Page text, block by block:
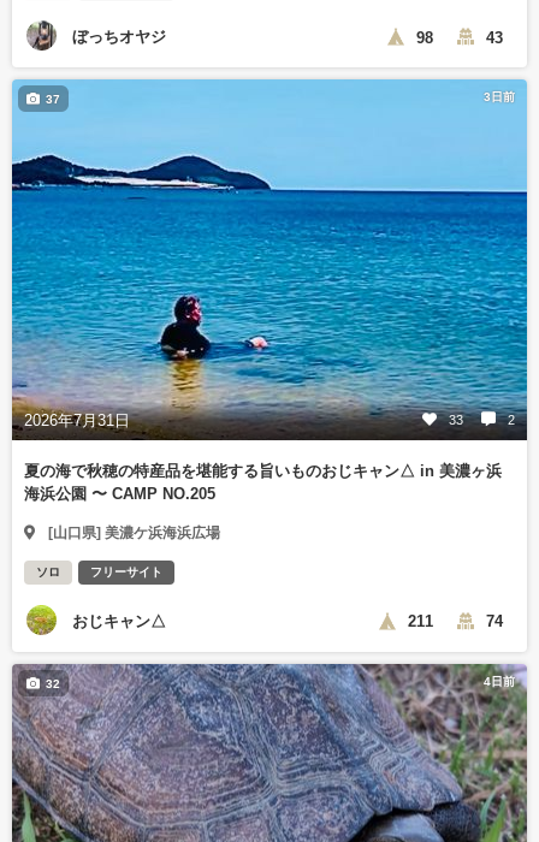
ぼっちオヤジ 98 43
3日前
2026年7月31日 33 2
37
夏の海で秋穂の特産品を堪能する旨いものおじキャン△ in 美濃ヶ浜
海浜公園 〜 CAMP NO.205
[山口県] 美濃ケ浜海浜広場
ソロ フリーサイト
おじキャン△ 211 74
4日前
32